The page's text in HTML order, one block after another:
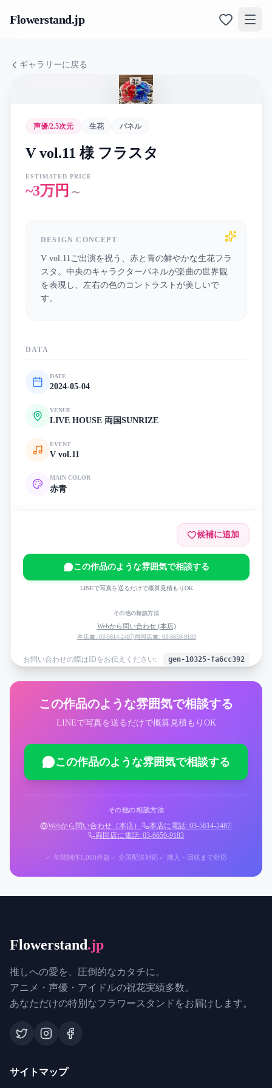
Flowerstand.jp
ギャラリーに戻る
声優/2.5次元 生花 パネル
V vol.11 様 フラスタ
ESTIMATED PRICE
~3万円 〜
DESIGN CONCEPT
V vol.11ご出演を祝う、赤と青の鮮やかな生花フラ
スタ。中央のキャラクターパネルが楽曲の世界観
を表現し、左右の色のコントラストが美しいで
す。
DATA
DATE
2024-05-04
VENUE
LIVE HOUSE 両国SUNRIZE
EVENT
V vol.11
MAIN COLOR
赤青
候補に追加
この作品のような雰囲気で相談する
LINEで写真を送るだけで概算見積もりOK
その他の相談方法
Webから問い合わせ (本店)
本店☎: 03-5614-2487|両国店☎: 03-6659-9183
お問い合わせの際はIDをお伝えください: gen-10325-fa6cc392
この作品のような雰囲気で相談する
LINEで写真を送るだけで概算見積もりOK
この作品のような雰囲気で相談する
その他の相談方法
Webから問い合わせ（本店） 本店に電話: 03-5614-2487
両国店に電話: 03-6659-9183
✓ 年間制作1,000件超 ✓ 全国配送対応 ✓ 搬入・回収まで対応
Flowerstand.jp
推しへの愛を、圧倒的なカタチに。
アニメ・声優・アイドルの祝花実績多数。
あなただけの特別なフラワースタンドをお届けします。
サイトマップ